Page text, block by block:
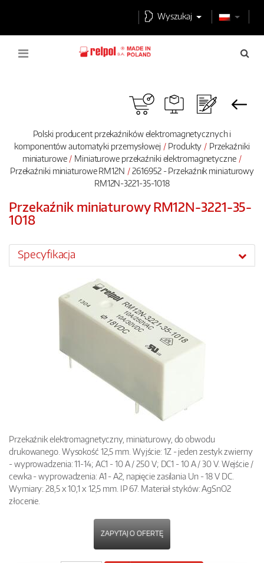
Wyszukaj
Polski producent przekaźników elektromagnetycznych i
komponentów automatyki przemysłowej
Produkty
Przekaźniki
miniaturowe
Miniaturowe przekaźniki elektromagnetyczne
Przekaźniki miniaturowe RM12N
2616952 - Przekaźnik miniaturowy
RM12N-3221-35-1018
Przekaźnik miniaturowy RM12N-3221-35-
1018
Specyfikacja
Przekaźnik elektromagnetyczny, miniaturowy, do obwodu
drukowanego. Wysokość 12,5 mm. Wyjście: 1Z - jeden zestyk zwierny
- wyprowadzenia: 11-14; AC1 - 10 A / 250 V; DC1 - 10 A / 30 V. Wejście /
cewka - wyprowadzenia: A1 - A2, napięcie zasilania Un - 18 V DC.
Wymiary: 28,5 x 10,1 x 12,5 mm. IP 67. Materiał styków: AgSnO2
złocenie.
ZAPYTAJ O OFERTĘ